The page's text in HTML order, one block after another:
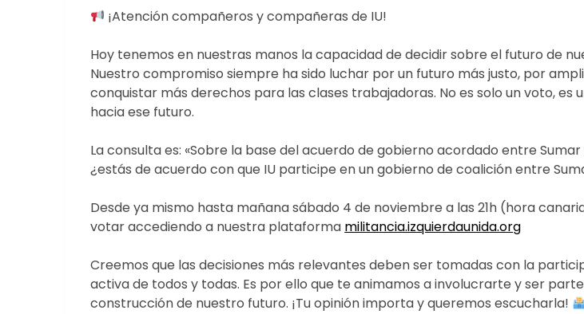
¡Atención compañeros y compañeras de IU!
Hoy tenemos en nuestras manos la capacidad de decidir sobre el futuro de
Nuestro compromiso siempre ha sido luchar por un futuro más justo, por
conquistar más derechos para las clases trabajadoras. No es solo un voto, es
hacia ese futuro.
La consulta es: «Sobre la base del acuerdo de gobierno acordado entre Sumar
¿estás de acuerdo con que IU participe en un gobierno de coalición entre
Desde ya mismo hasta mañana sábado 4 de noviembre a las 21h (hora
votar accediendo a nuestra plataforma militancia.izquierdaunida.org
Creemos que las decisiones más relevantes deben ser tomadas con la
activa de todos y todas. Es por ello que te animamos a involucrarte y ser
construcción de nuestro futuro. ¡Tu opinión importa y queremos escucharla!